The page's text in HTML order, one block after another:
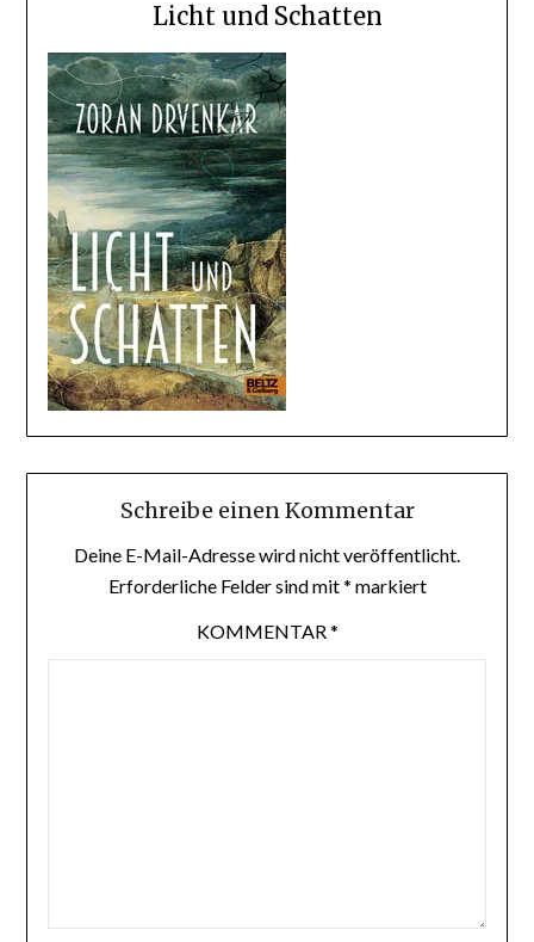
Licht und Schatten
Schreibe einen Kommentar
Deine E-Mail-Adresse wird nicht veröffentlicht.
Erforderliche Felder sind mit* markiert
KOMMENTAR*